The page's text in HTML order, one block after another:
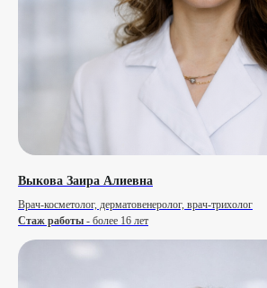
Выкова Заира Алиевна
Врач-косметолог, дерматовенеролог, врач-трихолог
Стаж работы - более 16 лет